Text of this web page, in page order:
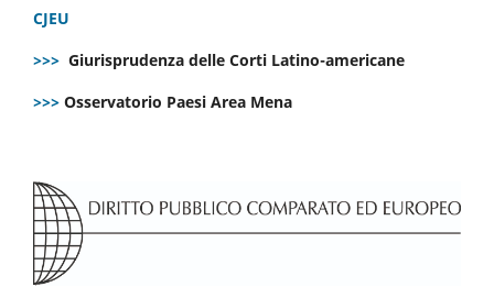
CJEU
>>> Giurisprudenza delle Corti Latino-americane
>>> Osservatorio Paesi Area Mena